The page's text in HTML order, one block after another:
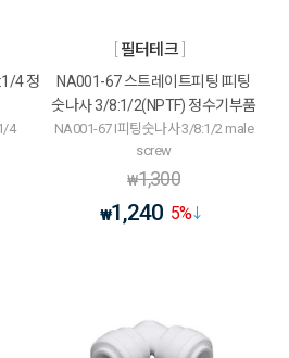
4 정
4
필터테크
NA001-67 스트레이트피팅 I피팅
숫나사 3/8:1/2(NPTF) 정수기부품
NA001-67 I피팅숫나사 3/8:1/2 male
screw
₩1,300
₩1,240 5%